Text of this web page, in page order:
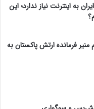
به اینترنت نیاز ندارد؛ این
فرمانده ارتش پاکستان به